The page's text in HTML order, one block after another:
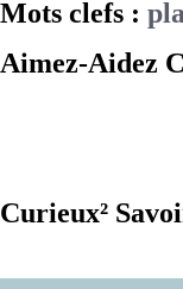
Mots clefs :
Aimez-Aidez
Curieux²